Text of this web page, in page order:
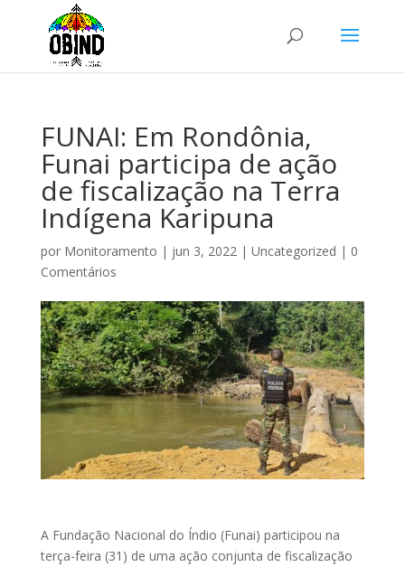
FUNAI: Em Rondônia,
Funai participa de ação
de fiscalização na Terra
Indígena Karipuna
por Monitoramento | jun 3, 2022| Uncategorized | 0
Comentários
A Fundação Nacional do Índio (Funai) participou na
terça-feira (31) de uma ação conjunta de fiscalização